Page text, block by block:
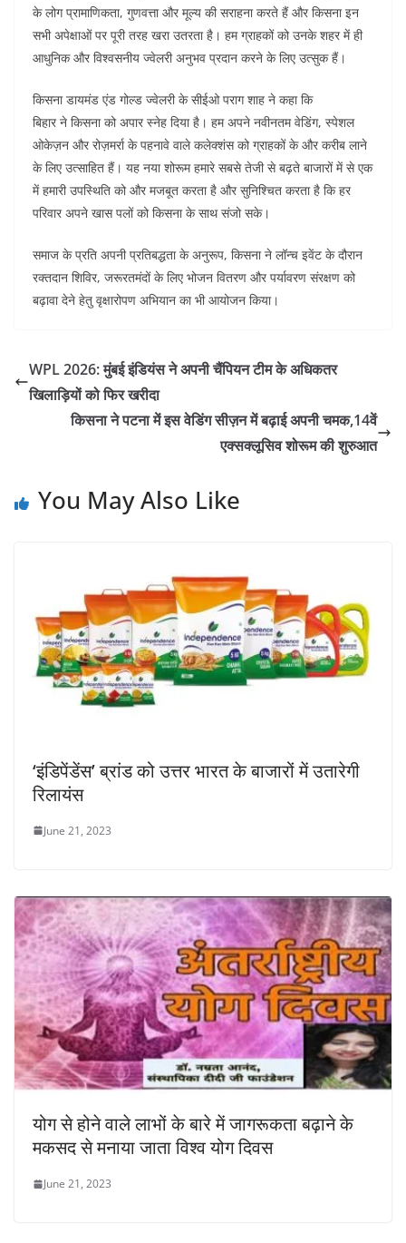
के लोग प्रामाणिकता, गुणवत्ता और मूल्य की सराहना करते हैं और किसना इन
सभी अपेक्षाओं पर पूरी तरह खरा उतरता है। हम ग्राहकों को उनके शहर में ही
आधुनिक और विश्वसनीय ज्वेलरी अनुभव प्रदान करने के लिए उत्सुक हैं।
किसना डायमंड एंड गोल्ड ज्वेलरी के सीईओ पराग शाह ने कहा कि
बिहार ने किसना को अपार स्नेह दिया है। हम अपने नवीनतम वेडिंग, स्पेशल
ओकेज़न और रोज़मर्रा के पहनावे वाले कलेक्शंस को ग्राहकों के और करीब लाने
के लिए उत्साहित हैं। यह नया शोरूम हमारे सबसे तेजी से बढ़ते बाजारों में से एक
में हमारी उपस्थिति को और मजबूत करता है और सुनिश्चित करता है कि हर
परिवार अपने खास पलों को किसना के साथ संजो सके।
समाज के प्रति अपनी प्रतिबद्धता के अनुरूप, किसना ने लॉन्च इवेंट के दौरान
रक्तदान शिविर, जरूरतमंदों के लिए भोजन वितरण और पर्यावरण संरक्षण को
बढ़ावा देने हेतु वृक्षारोपण अभियान का भी आयोजन किया।
WPL 2026: मुंबई इंडियंस ने अपनी चैंपियन टीम के अधिकतर
खिलाड़ियों को फिर खरीदा
किसना ने पटना में इस वेडिंग सीज़न में बढ़ाई अपनी चमक,14वें
एक्सक्लूसिव शोरूम की शुरुआत
You May Also Like
‘इंडिपेंडेंस’ ब्रांड को उत्तर भारत के बाजारों में उतारेगी
रिलायंस
June 21, 2023
योग से होने वाले लाभों के बारे में जागरूकता बढ़ाने के
मकसद से मनाया जाता विश्व योग दिवस
June 21, 2023